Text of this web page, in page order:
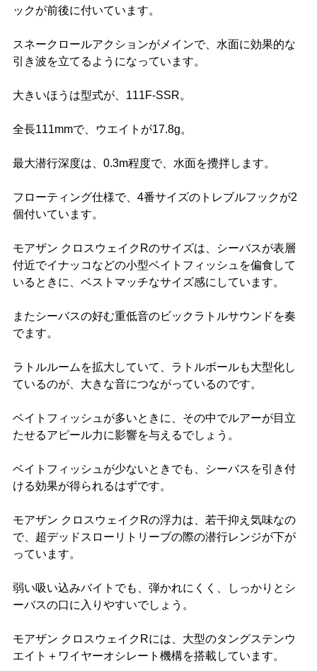
ックが前後に付いています。
スネークロールアクションがメインで、水面に効果的な
引き波を立てるようになっています。
大きいほうは型式が、111F-SSR。
全長111mmで、ウエイトが17.8g。
最大潜行深度は、0.3m程度で、水面を攪拌します。
フローティング仕様で、4番サイズのトレブルフックが2
個付いています。
モアザン クロスウェイクRのサイズは、シーバスが表層
付近でイナッコなどの小型ベイトフィッシュを偏食して
いるときに、ベストマッチなサイズ感にしています。
またシーバスの好む重低音のビックラトルサウンドを奏
でます。
ラトルルームを拡大していて、ラトルボールも大型化し
ているのが、大きな音につながっているのです。
ベイトフィッシュが多いときに、その中でルアーが目立
たせるアピール力に影響を与えるでしょう。
ベイトフィッシュが少ないときでも、シーバスを引き付
ける効果が得られるはずです。
モアザン クロスウェイクRの浮力は、若干抑え気味なの
で、超デッドスローリトリーブの際の潜行レンジが下が
っています。
弱い吸い込みバイトでも、弾かれにくく、しっかりとシ
ーバスの口に入りやすいでしょう。
モアザン クロスウェイクRには、大型のタングステンウ
エイト＋ワイヤーオシレート機構を搭載しています。